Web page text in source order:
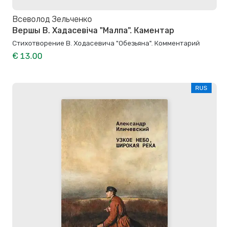
Всеволод Зельченко
Вершы В. Хадасевіча "Малпа". Каментар
Стихотворение В. Ходасевича "Обезьяна". Комментарий
€ 13.00
RUS